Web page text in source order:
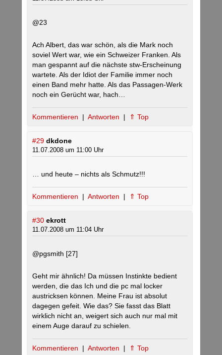
@23
Ach Albert, das war schön, als die Mark noch
soviel Wert war, wie ein Schweizer Franken. Als
man gespannt auf die nächste stw-Erscheinung
wartete. Als der Idiot der Familie immer noch
einen Band mehr hatte. Als das Passagen-Werk
noch ein Gerücht war, hach…
Kommentieren | Antworten | ⇑ Top
#29 dkdone
11.07.2008 um 11:00 Uhr
… und heute – nichts als Schmutz!!!
Kommentieren | Antworten | ⇑ Top
#30 ekrott
11.07.2008 um 11:04 Uhr
@pgsmith [27]
Geht mir ähnlich! Da müssen Instinkte bedient
werden, die das Ich und die pc mal locker
austricksen können. Meine Frau ist absolut
dagegen gefeit. Wie das? Sie fasst das Blatt
wirklich nicht an, weigert sich auch nur mal mit
einem Auge darauf zu schielen.
Kommentieren | Antworten | ⇑ Top